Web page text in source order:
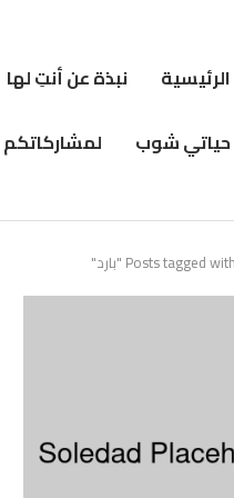
الرئيسية
نبذة عن أنتِ لها
حياتي شوب
لمشاركاتكم
Posts tagged with "بارد"